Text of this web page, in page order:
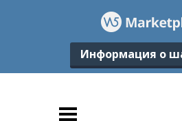
Информация о